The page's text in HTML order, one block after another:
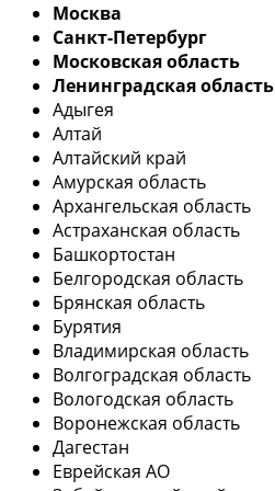
Москва
Санкт-Петербург
Московская область
Ленинградская область
Адыгея
Алтай
Алтайский край
Амурская область
Архангельская область
Астраханская область
Башкортостан
Белгородская область
Брянская область
Бурятия
Владимирская область
Волгоградская область
Вологодская область
Воронежская область
Дагестан
Еврейская АО